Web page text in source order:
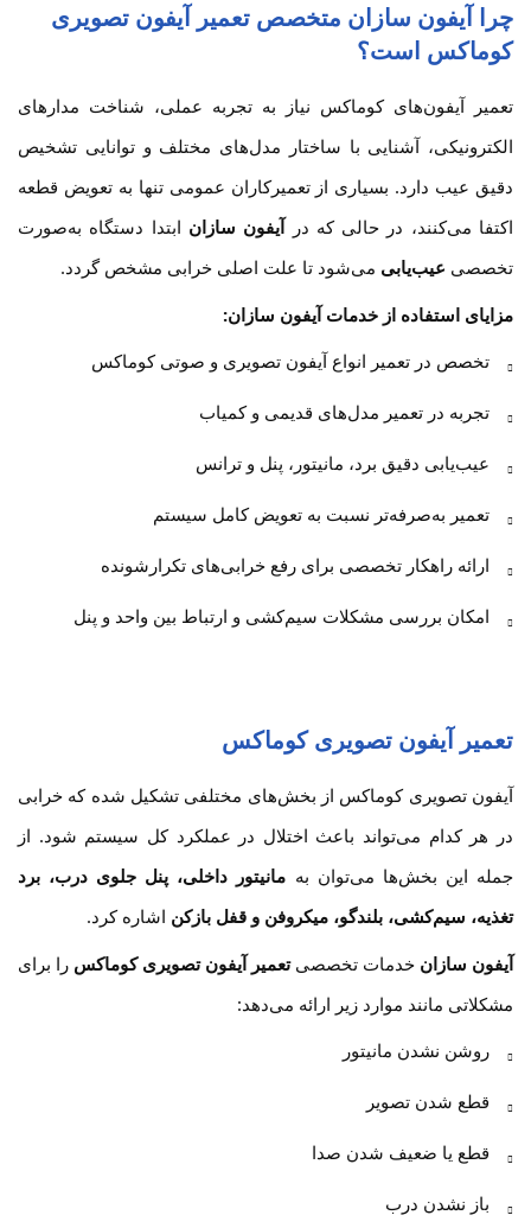
چرا آیفون سازان متخصص تعمیر آیفون تصویری
کوماکس است؟
تعمیر آیفون‌های کوماکس نیاز به تجربه عملی، شناخت مدارهای
الکترونیکی، آشنایی با ساختار مدل‌های مختلف و توانایی تشخیص
دقیق عیب دارد. بسیاری از تعمیرکاران عمومی تنها به تعویض قطعه
اکتفا می‌کنند، در حالی که درآیفون سازان ابتدا دستگاه به‌صورت
تخصصی عیب‌یابی می‌شود تا علت اصلی خرابی مشخص گردد.
مزایای استفاده از خدمات آیفون سازان:
تخصص در تعمیر انواع آیفون تصویری و صوتی کوماکس
تجربه در تعمیر مدل‌های قدیمی و کمیاب
عیب‌یابی دقیق برد، مانیتور، پنل و ترانس
تعمیر به‌صرفه‌تر نسبت به تعویض کامل سیستم
ارائه راهکار تخصصی برای رفع خرابی‌های تکرارشونده
امکان بررسی مشکلات سیم‌کشی و ارتباط بین واحد و پنل
تعمیر آیفون تصویری کوماکس
آیفون تصویری کوماکس از بخش‌های مختلفی تشکیل شده که خرابی
در هر کدام می‌تواند باعث اختلال در عملکرد کل سیستم شود. از
جمله این بخش‌ها می‌توان به مانیتور داخلی، پنل جلوی درب، برد
تغذیه، سیم‌کشی، بلندگو، میکروفن و قفل بازکن اشاره کرد.
آیفون سازان خدمات تخصصیتعمیر آیفون تصویری کوماکس را برای
مشکلاتی مانند موارد زیر ارائه می‌دهد:
روشن نشدن مانیتور
قطع شدن تصویر
قطع یا ضعیف شدن صدا
باز نشدن درب